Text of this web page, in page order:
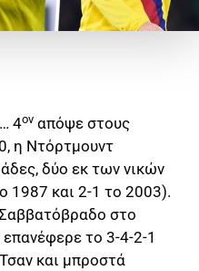
4ον απόψε στους
η Ντόρτμουντ
δύο εκ των νικών
1987 και 2-1 το 2003).
στο
το 3-4-2-1
και μπροστά